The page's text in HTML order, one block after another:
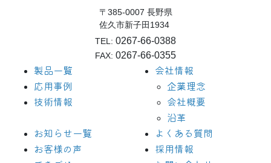
〒385-0007 長野県
佐久市新子田1934
TEL: 0267-66-0388
FAX: 0267-66-0355
製品一覧
応用事例
技術情報
会社情報
企業理念
会社概要
沿革
お知らせ一覧
お客様の声
よくある質問
採用情報